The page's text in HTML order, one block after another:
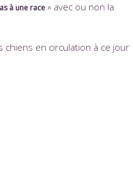
à une race » avec ou non la
chiens en circulation à ce jour